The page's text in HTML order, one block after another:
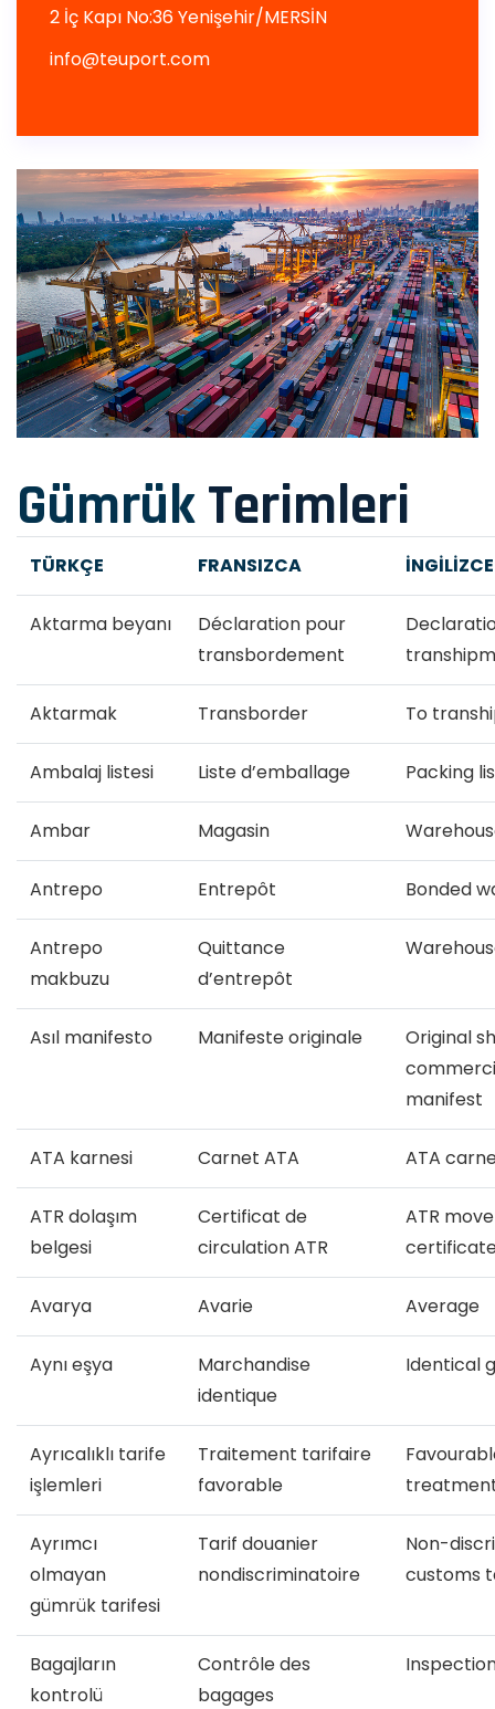
2 İç Kapı No:36 Yenişehir/MERSİN
info@teuport.com
GümrükTerimleri
TÜRKÇE FRANSIZCA İNGİLİZCE
Aktarma beyanı
Déclaration pour
transbordement
Aktarmak Transborder To
Ambalaj listesi Liste d’emballage Packing
Ambar Magasin
Antrepo Entrepôt Bonded
Antrepo
makbuzu
Quittance
d’entrepôt
Asıl manifesto Manifeste originale
Original
manifest
ATA karnesi Carnet ATA ATA
ATR dolaşım
belgesi
Certificat de
circulation ATR
ATR
Avarya Avarie Average
Aynı eşya
Marchandise
identique
Identical
Ayrıcalıklı tarife
işlemleri
Traitement tarifaire
favorable
Ayrımcı
olmayan
gümrük tarifesi
Tarif douanier
nondiscriminatoire
Non-
customs
Bagajların
kontrolü
Contrôle des
bagages